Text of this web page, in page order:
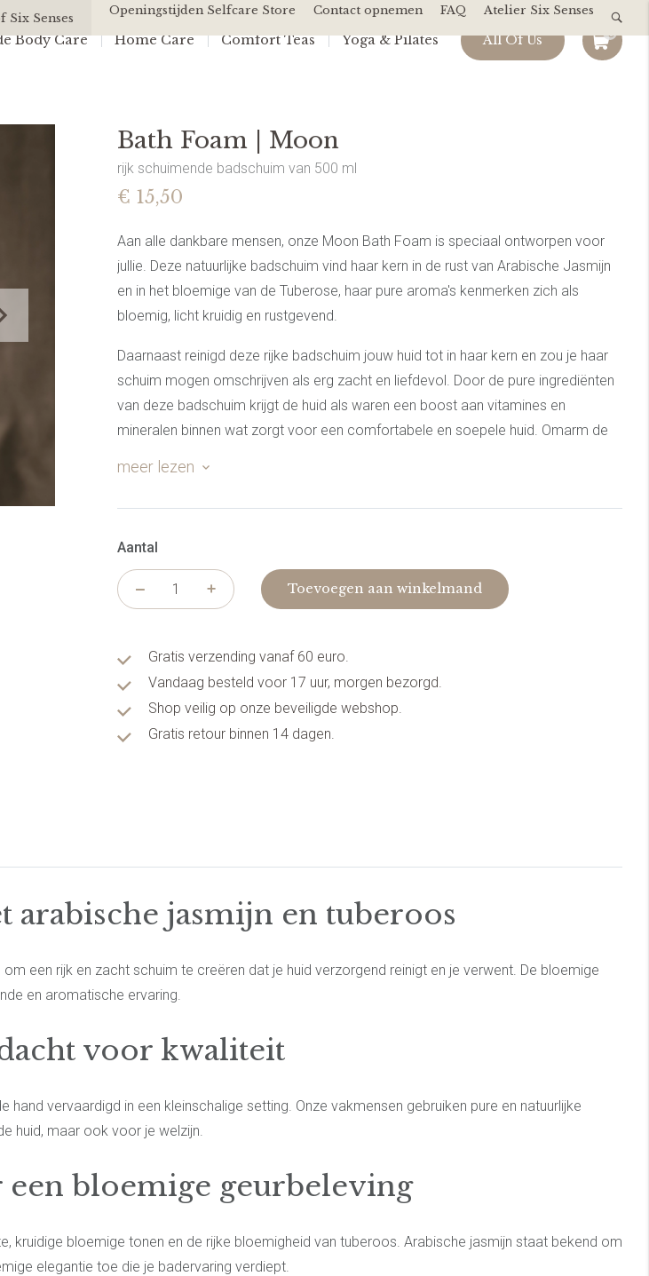
Six Senses
Openingstijden Selfcare Store Contact opnemen FAQ Atelier Six Senses
Body Care Home Care Comfort Teas Yoga & Pilates All Of Us 0
UsBath Foam | Moon
Bath Foam | Moon
rijk schuimende badschuim van 500 ml
€ 15,50
Aan alle dankbare mensen, onze Moon Bath Foam is speciaal ontworpen voor
jullie. Deze natuurlijke badschuim vind haar kern in de rust van Arabische Jasmijn
en in het bloemige van de Tuberose, haar pure aroma's kenmerken zich als
bloemig, licht kruidig en rustgevend.
Daarnaast reinigd deze rijke badschuim jouw huid tot in haar kern en zou je haar
schuim mogen omschrijven als erg zacht en liefdevol. Door de pure ingrediënten
van deze badschuim krijgt de huid als waren een boost aan vitamines en
mineralen binnen wat zorgt voor een comfortabele en soepele huid. Omarm de
meer lezen
Aantal
Toevoegen aan winkelmand
Gratis verzending vanaf 60 euro.
Vandaag besteld voor 17 uur, morgen bezorgd.
Shop veilig op onze beveiligde webshop.
Gratis retour binnen 14 dagen.
jasmijn en tuberoos
een rijk en zacht schuim te creëren dat je huid verzorgend reinigt en je verwent. De bloemige
en aromatische ervaring.
voor kwaliteit
vervaardigd in een kleinschalige setting. Onze vakmensen gebruiken pure en natuurlijke
huid, maar ook voor je welzijn.
bloemige geurbeleving
kruidige bloemige tonen en de rijke bloemigheid van tuberoos. Arabische jasmijn staat bekend om
elegantie toe die je badervaring verdiept.